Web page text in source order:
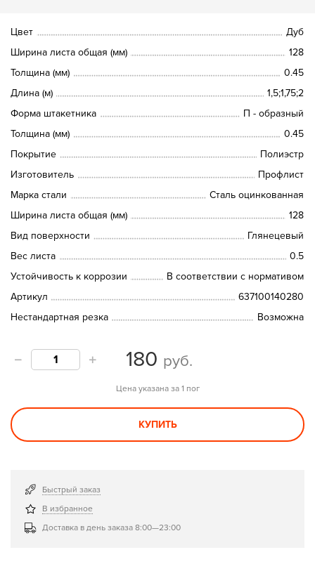
Цвет
Дуб
Ширина листа общая (мм)
128
Толщина (мм)
0.45
Длина (м)
1,5;1,75;2
Форма штакетника
П - образный
Толщина (мм)
0.45
Покрытие
Полиэстр
Изготовитель
Профлист
Марка стали
Сталь оцинкованная
Ширина листа общая (мм)
128
Вид поверхности
Глянецевый
Вес листа
0.5
Устойчивость к коррозии
В соответствии с нормативом
Артикул
637100140280
Нестандартная резка
Возможна
180 руб.
Цена указана за 1 пог
КУПИТЬ
Быстрый заказ
В избранное
Доставка в день заказа 8:00—23:00